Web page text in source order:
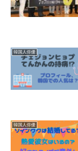
韓国人俳優
韓国人俳優